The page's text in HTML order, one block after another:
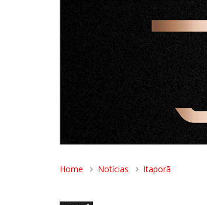
Home Notícias Itaporã